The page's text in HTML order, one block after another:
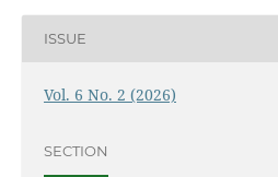
ISSUE
Vol. 6 No. 2 (2026)
SECTION